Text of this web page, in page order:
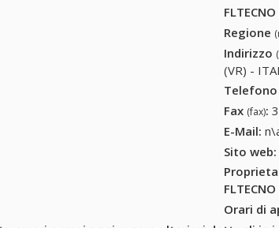
FLTECNO
Regione
Indirizzo
(VR) -
Telefono
Fax (fax):
E-Mail:
Sito web:
FLTECNO
Orari di